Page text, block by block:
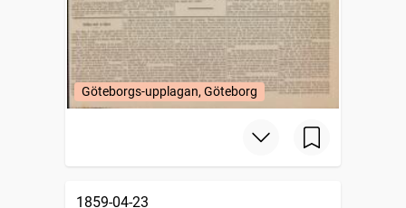
Göteborgs-upplagan, Göteborg
1859-04-23